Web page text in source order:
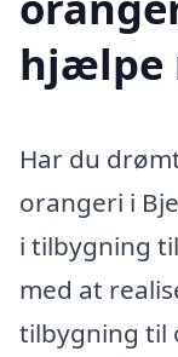
hjælpe
Har du
orangeri i
i tilbygning
med at
tilbygning til